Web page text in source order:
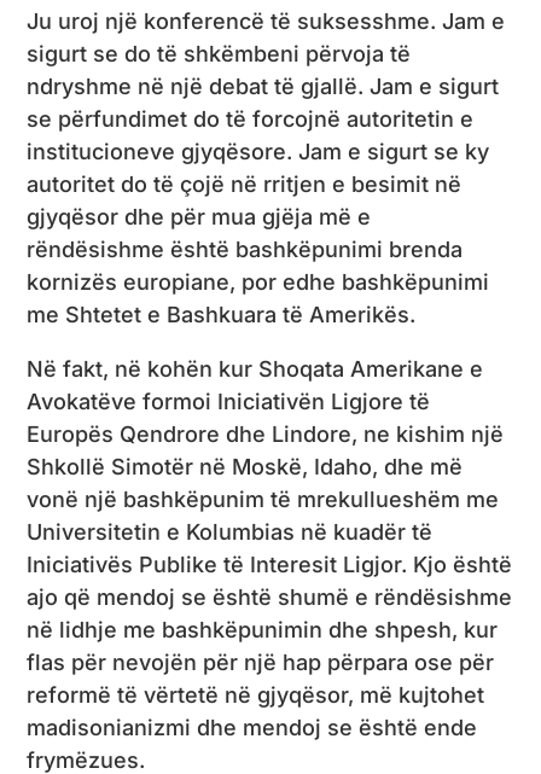
Ju uroj një konferencë të suksesshme. Jam e
sigurt se do të shkëmbeni përvoja të
ndryshme në një debat të gjallë. Jam e sigurt
se përfundimet do të forcojnë autoritetin e
institucioneve gjyqësore. Jam e sigurt se ky
autoritet do të çojë në rritjen e besimit në
gjyqësor dhe për mua gjëja më e
rëndësishme është bashkëpunimi brenda
kornizës europiane, por edhe bashkëpunimi
me Shtetet e Bashkuara të Amerikës.
Në fakt, në kohën kur Shoqata Amerikane e
Avokatëve formoi Iniciativën Ligjore të
Europës Qendrore dhe Lindore, ne kishim një
Shkollë Simotër në Moskë, Idaho, dhe më
vonë një bashkëpunim të mrekullueshëm me
Universitetin e Kolumbias në kuadër të
Iniciativës Publike të Interesit Ligjor. Kjo është
ajo që mendoj se është shumë e rëndësishme
në lidhje me bashkëpunimin dhe shpesh, kur
flas për nevojën për një hap përpara ose për
reformë të vërtetë në gjyqësor, më kujtohet
madisonianizmi dhe mendoj se është ende
frymëzues.